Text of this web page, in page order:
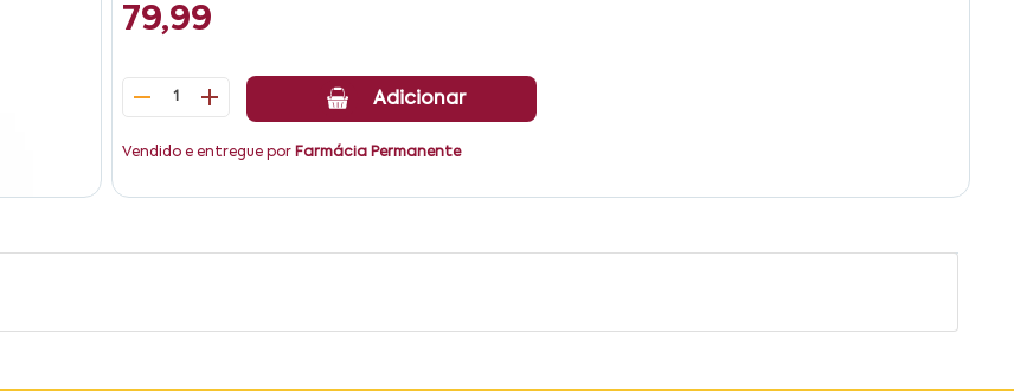
79,99
1 Adicionar
Vendido e entregue por Farmácia Permanente